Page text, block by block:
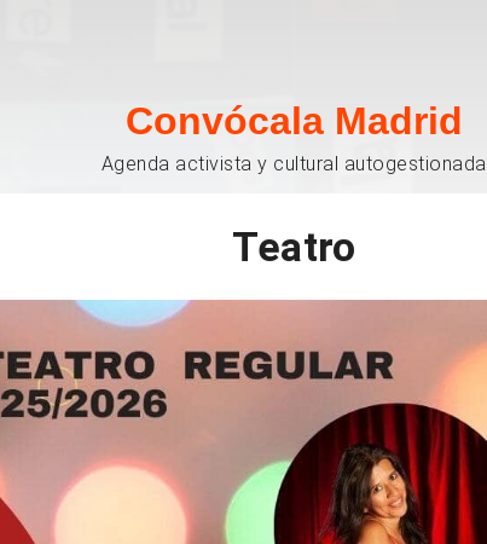
Convócala Madrid
Agenda activista y cultural autogestionada
Teatro